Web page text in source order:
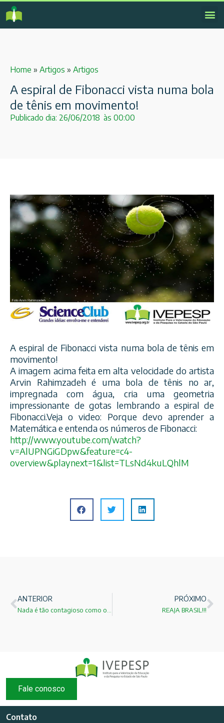
Home » Artigos » Artigos
A espiral de Fibonacci vista numa bola
de tênis em movimento!
Publicado dia: 26/06/2018 às 00:00
A espiral de Fibonacci vista numa bola de tênis em
movimento!
A imagem acima feita em alta velocidade do artista
Arvin Rahimzadeh é uma bola de tênis no ar,
impregnada com água, cria uma geometria
impressionante de gotas lembrando a espiral de
Fibonacci.Veja o video: Porque devo aprender a
Matemática e entenda os números de Fibonacci:
http://www.youtube.com/watch?
v=AlUPNGiGDpw&feature=c4-
overview&playnext=1&list=TLsNd4kuLQhlM
ANTERIOR PRÓXIMO
REAJA BRASIL!!!
Fale conosco
Contato